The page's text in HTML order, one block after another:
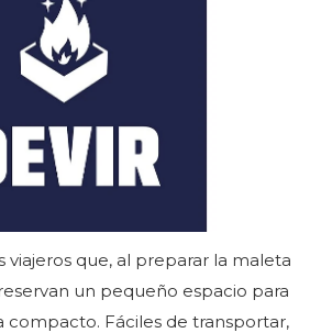
viajeros que, al preparar la maleta
un pequeño espacio para
compacto. Fáciles de transportar,